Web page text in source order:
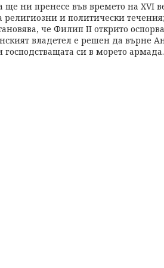
ще ни пренесе във времето на XVI
и политически
че Филип ІІ открито
владетел е решен да върне
си в морето армада.